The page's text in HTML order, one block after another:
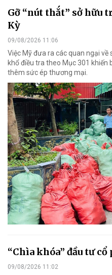
Gỡ “nút thắt” sở hữu
Kỳ
09/08/2026 11:06
Việc Mỹ đưa ra các quan ngại
khổ điều tra theo Mục 301 khiến
thêm sức ép thương mại.
“Chìa khóa” đầu tư cổ
09/08/2026 11:02